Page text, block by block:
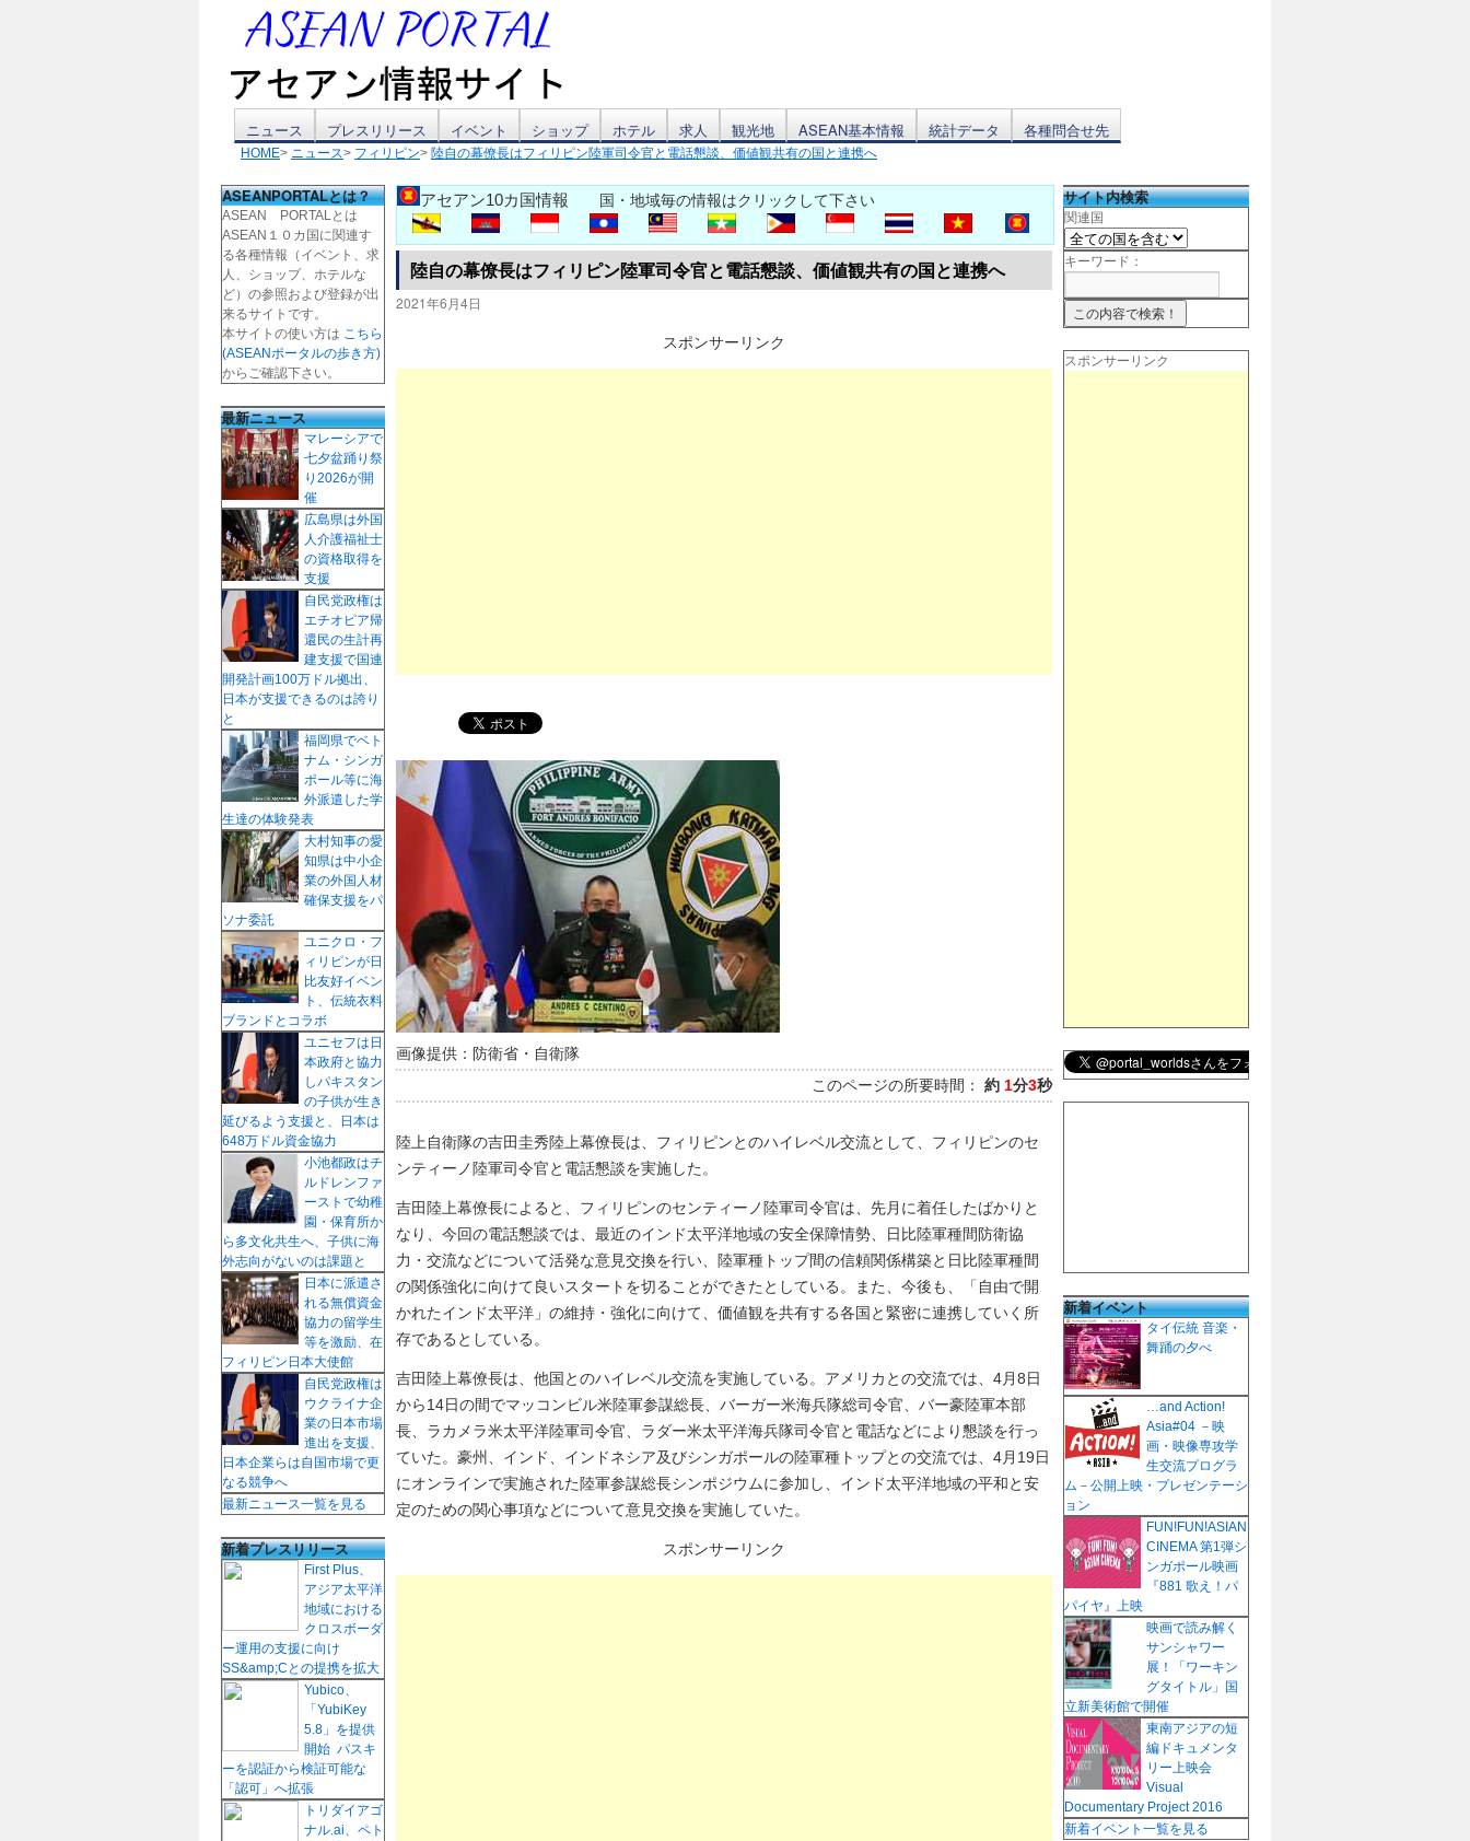
テ
ン
ツ
へ
ス
キ
ッ
プ
ニュース プレスリリース イベント ショップ ホテル 求人 観光地 ASEAN基本情報 統計データ 各種問合せ先
HOME> ニュース> フィリピン> 陸自の幕僚長はフィリピン陸軍司令官と電話懇談、価値観共有の国と連携へ
アセアン10カ国情報 国・地域毎の情報はクリックして下さい
陸自の幕僚長はフィリピン陸軍司令官と電話懇談、価値観共有の国と連携へ
2021年6月4日
スポンサーリンク
画像提供：防衛省・自衛隊
このページの所要時間： 約 1分3秒
陸上自衛隊の吉田圭秀陸上幕僚長は、フィリピンとのハイレベル交流として、フィリピンのセ
ンティーノ陸軍司令官と電話懇談を実施した。
吉田陸上幕僚長によると、フィリピンのセンティーノ陸軍司令官は、先月に着任したばかりと
なり、今回の電話懇談では、最近のインド太平洋地域の安全保障情勢、日比陸軍種間防衛協
力・交流などについて活発な意見交換を行い、陸軍種トップ間の信頼関係構築と日比陸軍種間
の関係強化に向けて良いスタートを切ることができたとしている。また、今後も、「自由で開
かれたインド太平洋」の維持・強化に向けて、価値観を共有する各国と緊密に連携していく所
存であるとしている。
吉田陸上幕僚長は、他国とのハイレベル交流を実施している。アメリカとの交流では、4月8日
から14日の間でマッコンビル米陸軍参謀総長、バーガー米海兵隊総司令官、バー豪陸軍本部
長、ラカメラ米太平洋陸軍司令官、ラダー米太平洋海兵隊司令官と電話などにより懇談を行っ
ていた。豪州、インド、インドネシア及びシンガポールの陸軍種トップとの交流では、4月19日
にオンラインで実施された陸軍参謀総長シンポジウムに参加し、インド太平洋地域の平和と安
定のための関心事項などについて意見交換を実施していた。
スポンサーリンク
ASEANPORTALとは？
ASEAN PORTALとは
ASEAN１０カ国に関連す
る各種情報（イベント、求
人、ショップ、ホテルな
ど）の参照および登録が出
来るサイトです。
本サイトの使い方は こちら
(ASEANポータルの歩き方)
からご確認下さい。
最新ニュース
マレーシアで
七夕盆踊り祭
り2026が開
催
広島県は外国
人介護福祉士
の資格取得を
支援
自民党政権は
エチオピア帰
還民の生計再
建支援で国連
開発計画100万ドル拠出、
日本が支援できるのは誇り
と
福岡県でベト
ナム・シンガ
ポール等に海
外派遣した学
生達の体験発表
大村知事の愛
知県は中小企
業の外国人材
確保支援をパ
ソナ委託
ユニクロ・フ
ィリピンが日
比友好イベン
ト、伝統衣料
ブランドとコラボ
ユニセフは日
本政府と協力
しパキスタン
の子供が生き
延びるよう支援と、日本は
648万ドル資金協力
小池都政はチ
ルドレンファ
ーストで幼稚
園・保育所か
ら多文化共生へ、子供に海
外志向がないのは課題と
日本に派遣さ
れる無償資金
協力の留学生
等を激励、在
フィリピン日本大使館
自民党政権は
ウクライナ企
業の日本市場
進出を支援、
日本企業らは自国市場で更
なる競争へ
最新ニュース一覧を見る
新着プレスリリース
First Plus、
アジア太平洋
地域における
クロスボーダ
ー運用の支援に向け
SS&amp;Cとの提携を拡大
Yubico、
「YubiKey
5.8」を提供
開始 パスキ
ーを認証から検証可能な
「認可」へ拡張
トリダイアゴ
ナル.ai、ペト
サイト内検索
関連国
キーワード：
スポンサーリンク
新着イベント
タイ伝統 音楽・
舞踊の夕べ
…and Action!
Asia#04 －映
画・映像専攻学
生交流プログラ
ム－公開上映・プレゼンテーシ
ョン
FUN!FUN!ASIAN
CINEMA 第1弾シ
ンガポール映画
『881 歌え！パ
パイヤ』上映
映画で読み解く
サンシャワー
展！「ワーキン
グタイトル」国
立新美術館で開催
東南アジアの短
編ドキュメンタ
リー上映会
Visual
Documentary Project 2016
新着イベント一覧を見る